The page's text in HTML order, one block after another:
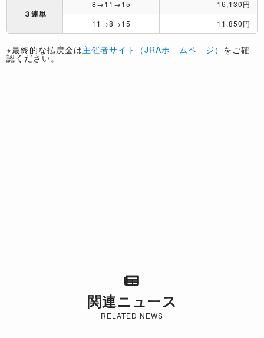
３連単
8→11→15
16,130円
11→8→15
11,850円
※最終的な払戻金は主催者サイト（JRAホームページ） をご確
認ください。
関連ニュース
RELATED NEWS